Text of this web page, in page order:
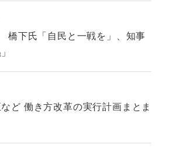
下氏「自民と一戦を」、知事
ど 働き方改革の実行計画まとま